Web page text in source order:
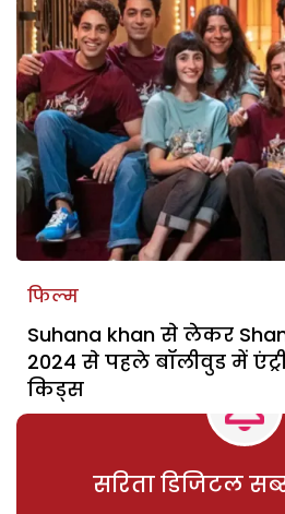
फिल्म
Suhana khan से लेकर
2024 से पहले बॉलीवुड में
किड्स
सरिता डिजिटल